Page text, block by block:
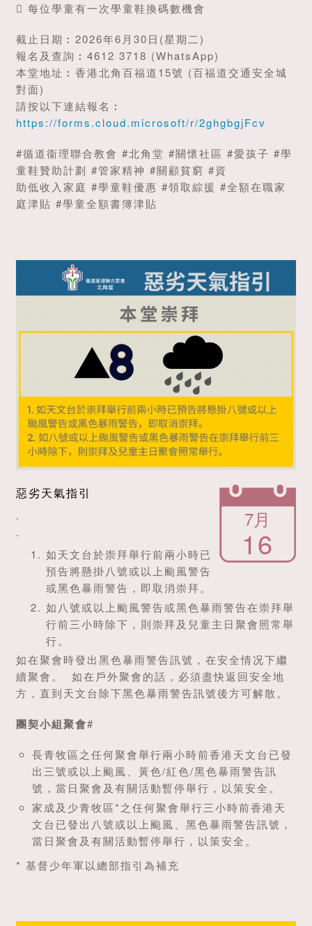
 每位學童有一次學童鞋換碼數機會
截止日期︰2026年6月30日(星期二)
報名及查詢︰4612 3718 (WhatsApp)
本堂地址︰香港北角百福道15號 (百福道交通安全城
對面)
請按以下連結報名︰
https://forms.cloud.microsoft/r/2ghgbgjFcv
#循道衞理聯合教會 #北角堂 #關懷社區 #愛孩子 #學
童鞋贊助計劃 #管家精神 #關顧貧窮 #資
助低收入家庭 #學童鞋優惠 #領取綜援 #全額在職家
庭津貼 #學童全額書簿津貼
7月
16
惡劣天氣指引
.
.
如天文台於崇拜舉行前兩小時已
預告將懸掛八號或以上颱風警告
或黑色暴雨警告，即取消崇拜。
如八號或以上颱風警告或黑色暴雨警告在崇拜舉
行前三小時除下，則崇拜及兒童主日聚會照常舉
行。
如在聚會時發出黑色暴雨警告訊號，在安全情况下繼
續聚會。 如在戶外聚會的話，必須盡快返回安全地
方，直到天文台除下黑色暴雨警告訊號後方可解散。
團契小組聚會#
長青牧區之任何聚會舉行兩小時前香港天文台已發
出三號或以上颱風、黃色/紅色/黑色暴雨警告訊
號，當日聚會及有關活動暫停舉行，以策安全。
家成及少青牧區*之任何聚會舉行三小時前香港天
文台已發出八號或以上颱風、黑色暴雨警告訊號，
當日聚會及有關活動暫停舉行，以策安全。
* 基督少年軍以總部指引為補充